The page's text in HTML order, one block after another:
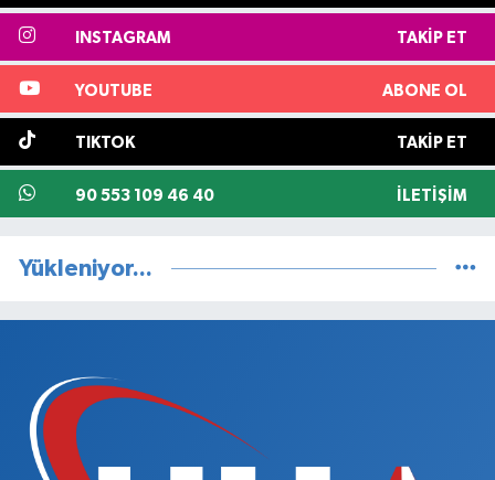
INSTAGRAM TAKIP ET
YOUTUBE ABONE OL
TIKTOK TAKIP ET
90 553 109 46 40 İLETIŞIM
Yükleniyor...